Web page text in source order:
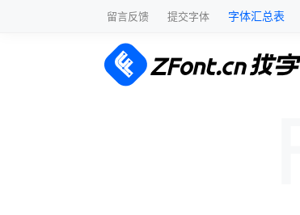
留言反馈 提交字体 字体汇总表